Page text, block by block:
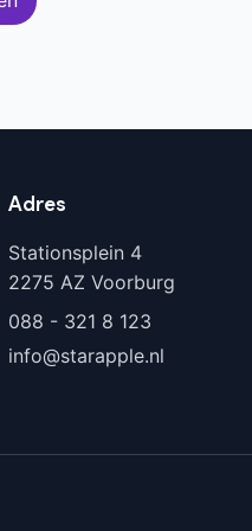
Adres
Stationsplein 4
2275 AZ Voorburg
088 - 321 8 123
info@starapple.nl